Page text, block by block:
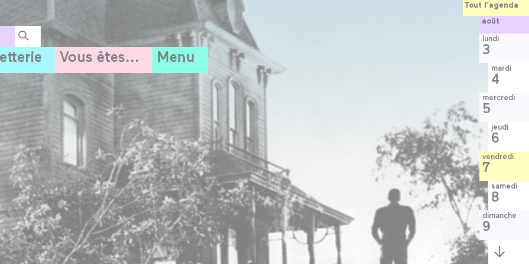
Vous êtes... Menu
Tout l’agenda
août
lundi
3
mardi
4
mercredi
5
jeudi
6
vendredi
7
samedi
8
dimanche
9
Semaine
suivante